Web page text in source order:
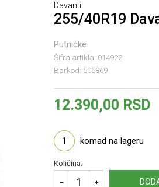
Davanti
255/40R19
Putničke
Šifra artikla: 014922
Barkod: 505869
12.390,00 RSD
1 komad na lageru
Količina: